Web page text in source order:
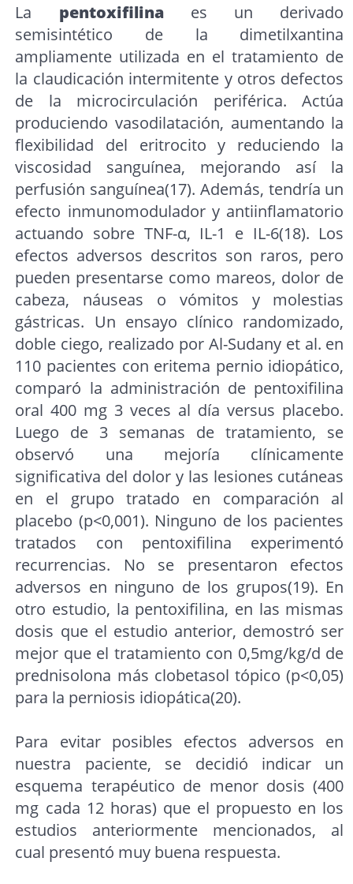
La pentoxifilinaes un derivado
semisintético de la dimetilxantina
ampliamente utilizada en el tratamiento de
la claudicación intermitente y otros defectos
de la microcirculación periférica. Actúa
produciendo vasodilatación, aumentando la
flexibilidad del eritrocito y reduciendo la
viscosidad sanguínea, mejorando así la
perfusión sanguínea(17). Además, tendría un
efecto inmunomodulador y antiinflamatorio
actuando sobre TNF-α, IL-1 e IL-6(18). Los
efectos adversos descritos son raros, pero
pueden presentarse como mareos, dolor de
cabeza, náuseas o vómitos y molestias
gástricas. Un ensayo clínico randomizado,
doble ciego, realizado por Al-Sudany et al. en
110 pacientes con eritema pernio idiopático,
comparó la administración de pentoxifilina
oral 400 mg 3 veces al día versus placebo.
Luego de 3 semanas de tratamiento, se
observó una mejoría clínicamente
significativa del dolor y las lesiones cutáneas
en el grupo tratado en comparación al
placebo (p<0,001). Ninguno de los pacientes
tratados con pentoxifilina experimentó
recurrencias. No se presentaron efectos
adversos en ninguno de los grupos(19). En
otro estudio, la pentoxifilina, en las mismas
dosis que el estudio anterior, demostró ser
mejor que el tratamiento con 0,5mg/kg/d de
prednisolona más clobetasol tópico (p<0,05)
para la perniosis idiopática(20).
Para evitar posibles efectos adversos en
nuestra paciente, se decidió indicar un
esquema terapéutico de menor dosis (400
mg cada 12 horas) que el propuesto en los
estudios anteriormente mencionados, al
cual presentó muy buena respuesta.